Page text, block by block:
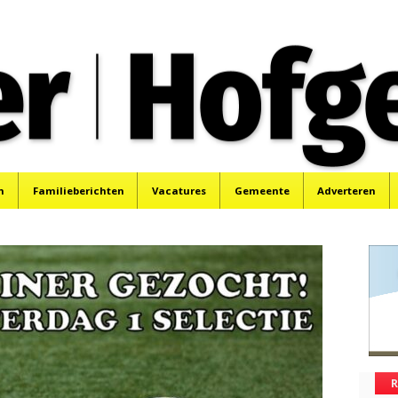
Familieberichten Vacatures Gemeente Adverteren